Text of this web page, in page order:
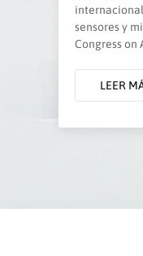
sensores y
Congress on
LEER